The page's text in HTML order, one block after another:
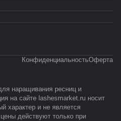
КонфиденциальностьОферта
наращивания ресниц и
на сайте lashesmarket.ru носит
характер и не является
действуют только при